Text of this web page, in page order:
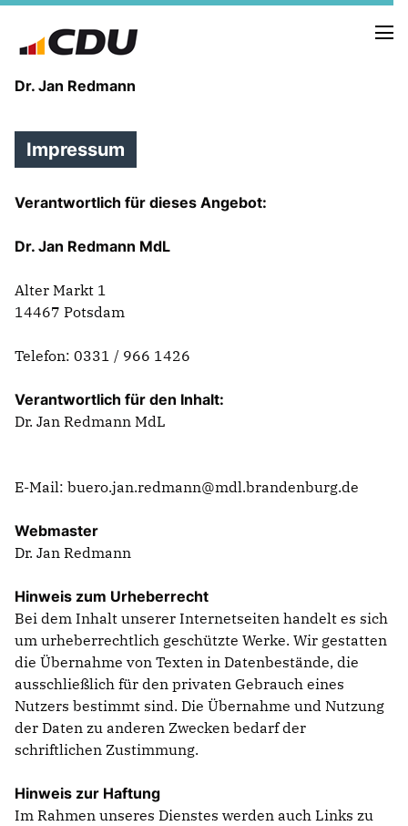
Dr. Jan Redmann
MEIN VERSPRECHEN
TERMINE
PRESSEKONTAKT
PRESSEMITTEILUNGEN
Impressum
Verantwortlich für dieses Angebot:
Dr. Jan Redmann MdL
Alter Markt 1
14467 Potsdam
Telefon: 0331 / 966 1426
Verantwortlich für den Inhalt:
Dr. Jan Redmann MdL
E-Mail: buero.jan.redmann@mdl.brandenburg.de
Webmaster
Dr. Jan Redmann
Hinweis zum Urheberrecht
Bei dem Inhalt unserer Internetseiten handelt es sich
um urheberrechtlich geschützte Werke. Wir gestatten
die Übernahme von Texten in Datenbestände, die
ausschließlich für den privaten Gebrauch eines
Nutzers bestimmt sind. Die Übernahme und Nutzung
der Daten zu anderen Zwecken bedarf der
schriftlichen Zustimmung.
Hinweis zur Haftung
Im Rahmen unseres Dienstes werden auch Links zu